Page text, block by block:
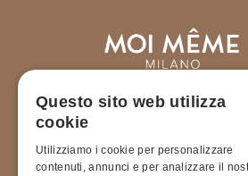
NEWSLETTER
Questo sito web utilizza
cookie
Utilizziamo i cookie per personalizzare
contenuti, annunci e per analizzare il